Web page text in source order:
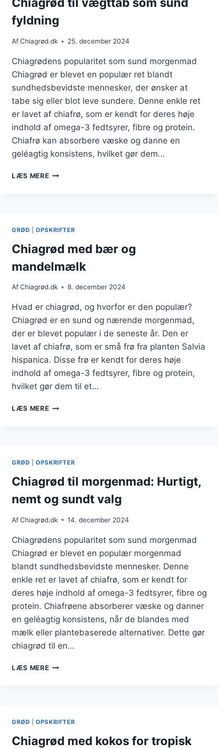
Chiagrød til vægttab som sund
fyldning
AfChiagrød.dk 25. december 2024
Chiagrødens popularitet som sund morgenmad
Chiagrød er blevet en populær ret blandt
sundhedsbevidste mennesker, der ønsker at
tabe sig eller blot leve sundere. Denne enkle ret
er lavet af chiafrø, som er kendt for deres høje
indhold af omega-3 fedtsyrer, fibre og protein.
Chiafrø kan absorbere væske og danne en
geléagtig konsistens, hvilket gør dem…
LÆS MERECHIAGRØD
GRØD |OPSKRIFTER
Chiagrød med bær og
mandelmælk
AfChiagrød.dk 8. december 2024
Hvad er chiagrød, og hvorfor er den populær?
Chiagrød er en sund og nærende morgenmad,
der er blevet populær i de seneste år. Den er
lavet af chiafrø, som er små frø fra planten Salvia
hispanica. Disse frø er kendt for deres høje
indhold af omega-3 fedtsyrer, fibre og protein,
hvilket gør dem til et…
LÆS MERECHIAGRØD
GRØD |OPSKRIFTER
Chiagrød til morgenmad: Hurtigt,
nemt og sundt valg
AfChiagrød.dk 14. december 2024
Chiagrødens popularitet som sund morgenmad
Chiagrød er blevet en populær morgenmad
blandt sundhedsbevidste mennesker. Denne
enkle ret er lavet af chiafrø, som er kendt for
deres høje indhold af omega-3 fedtsyrer, fibre og
protein. Chiafrøene absorberer væske og danner
en geléagtig konsistens, når de blandes med
mælk eller plantebaserede alternativer. Dette gør
chiagrød til en…
LÆS MERECHIAGRØD
VALG
GRØD |OPSKRIFTER
Chiagrød med kokos for tropisk